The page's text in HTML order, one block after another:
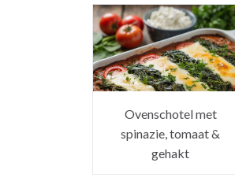
Ovenschotel met
spinazie, tomaat &
gehakt